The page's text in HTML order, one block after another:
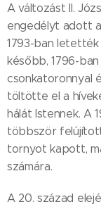
A változást II.
engedélyt adott
1793-ban letették
később, 1796-
csonkatoronnyal
töltötte el a
hálát Istennek. A
többször
tornyot kapott,
számára.
A 20. század